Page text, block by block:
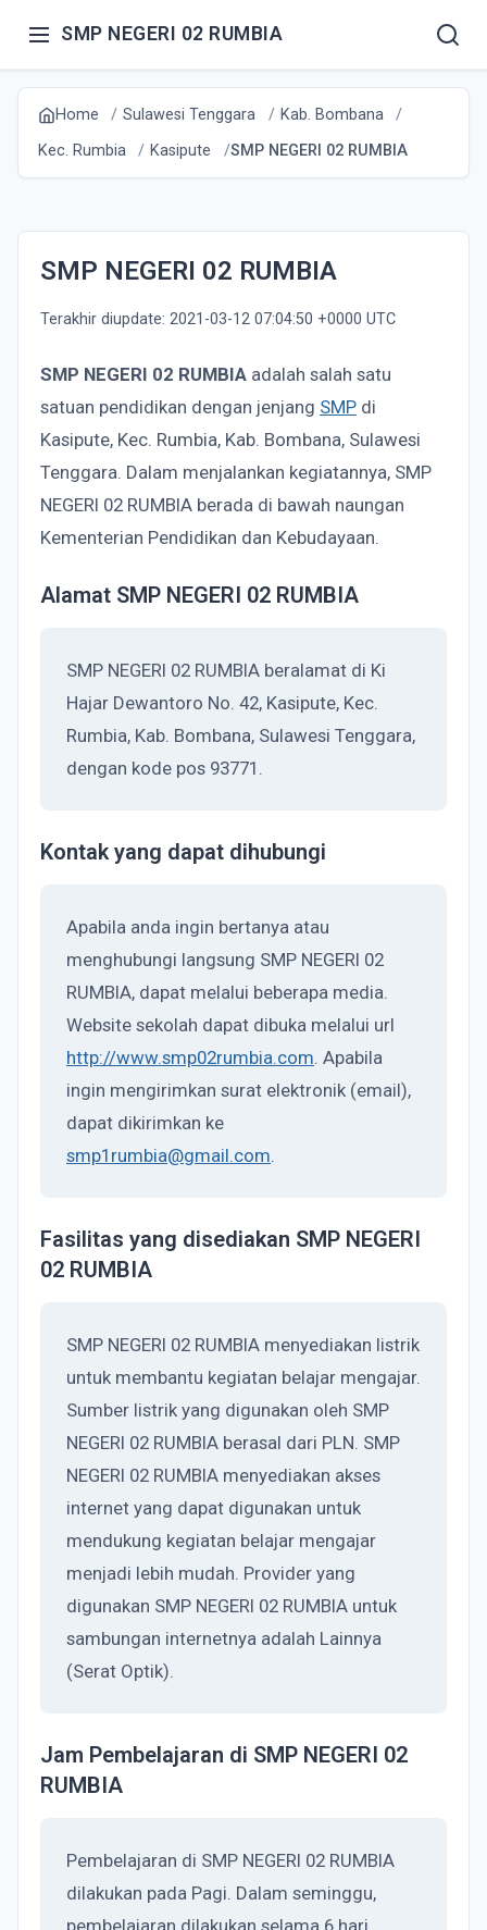
SMP NEGERI 02 RUMBIA
Home Sulawesi Tenggara
Kab. Bombana
Kec. Rumbia
Kasipute SMP NEGERI 02 RUMBIA
SMP NEGERI 02 RUMBIA
Terakhir diupdate: 2021-03-12 07:04:50 +0000 UTC
SMP NEGERI 02 RUMBIA adalah salah satu
satuan pendidikan dengan jenjang SMP di
Kasipute, Kec. Rumbia, Kab. Bombana, Sulawesi
Tenggara. Dalam menjalankan kegiatannya, SMP
NEGERI 02 RUMBIA berada di bawah naungan
Kementerian Pendidikan dan Kebudayaan.
Alamat SMP NEGERI 02 RUMBIA
SMP NEGERI 02 RUMBIA beralamat di Ki
Hajar Dewantoro No. 42, Kasipute, Kec.
Rumbia, Kab. Bombana, Sulawesi Tenggara,
dengan kode pos 93771.
Kontak yang dapat dihubungi
Apabila anda ingin bertanya atau
menghubungi langsung SMP NEGERI 02
RUMBIA, dapat melalui beberapa media.
Website sekolah dapat dibuka melalui url
http://www.smp02rumbia.com. Apabila
ingin mengirimkan surat elektronik (email),
dapat dikirimkan ke
smp1rumbia@gmail.com.
Fasilitas yang disediakan SMP NEGERI
02 RUMBIA
SMP NEGERI 02 RUMBIA menyediakan listrik
untuk membantu kegiatan belajar mengajar.
Sumber listrik yang digunakan oleh SMP
NEGERI 02 RUMBIA berasal dari PLN. SMP
NEGERI 02 RUMBIA menyediakan akses
internet yang dapat digunakan untuk
mendukung kegiatan belajar mengajar
menjadi lebih mudah. Provider yang
digunakan SMP NEGERI 02 RUMBIA untuk
sambungan internetnya adalah Lainnya
(Serat Optik).
Jam Pembelajaran di SMP NEGERI 02
RUMBIA
Pembelajaran di SMP NEGERI 02 RUMBIA
dilakukan pada Pagi. Dalam seminggu,
pembelajaran dilakukan selama 6 hari.